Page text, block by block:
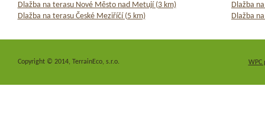
Dlažba na terasu Nové Město nad Metují (3 km)
Dlažba
Dlažba na terasu České Meziříčí (5 km)
Dlažba
WPC
Copyright © 2014, TerrainEco, s.r.o.